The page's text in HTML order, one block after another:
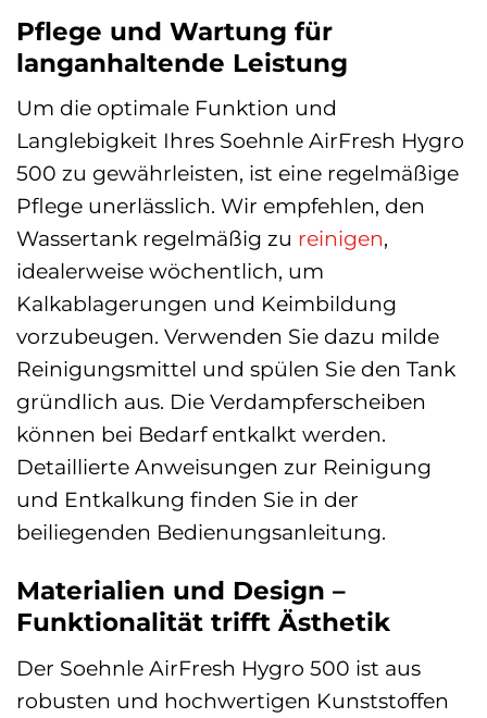
Pflege und Wartung für
langanhaltende Leistung
Um die optimale Funktion und
Langlebigkeit Ihres Soehnle AirFresh Hygro
500 zu gewährleisten, ist eine regelmäßige
Pflege unerlässlich. Wir empfehlen, den
Wassertank regelmäßig zu reinigen,
idealerweise wöchentlich, um
Kalkablagerungen und Keimbildung
vorzubeugen. Verwenden Sie dazu milde
Reinigungsmittel und spülen Sie den Tank
gründlich aus. Die Verdampferscheiben
können bei Bedarf entkalkt werden.
Detaillierte Anweisungen zur Reinigung
und Entkalkung finden Sie in der
beiliegenden Bedienungsanleitung.
Materialien und Design –
Funktionalität trifft Ästhetik
Der Soehnle AirFresh Hygro 500 ist aus
robusten und hochwertigen Kunststoffen